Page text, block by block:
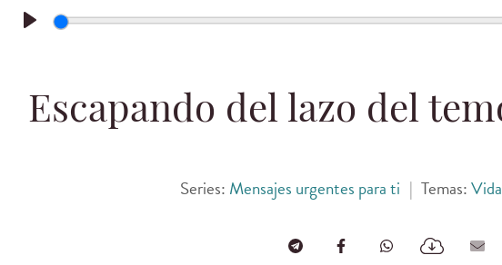
Play
Escapando del lazo del
Series: Mensajes urgentes para ti | Temas: